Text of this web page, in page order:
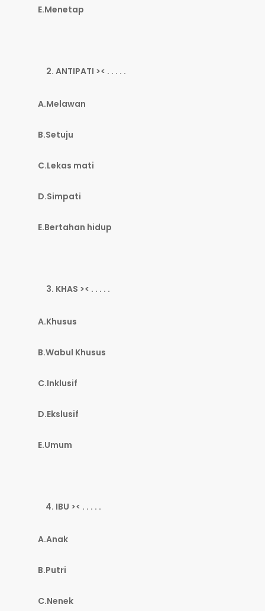
E.Menetap
ANTIPATI >< . . . . .
A.Melawan
B.Setuju
C.Lekas mati
D.Simpati
E.Bertahan hidup
KHAS >< . . . . .
A.Khusus
B.Wabul Khusus
C.Inklusif
D.Ekslusif
E.Umum
IBU >< . . . . .
A.Anak
B.Putri
C.Nenek